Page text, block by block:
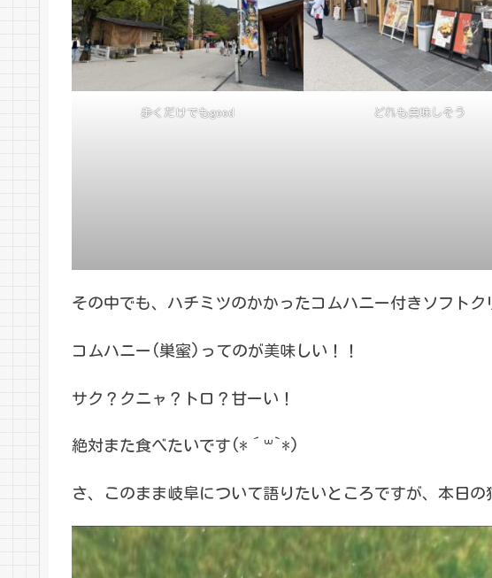
歩くだけでもgood どれも美味しそう
その中でも、ハチミツのかかったコムハニー付きソフト
コムハニー(巣蜜)ってのが美味しい！！
サク？クニャ？トロ？甘ーい！
絶対また食べたいです(*´꒳`*)
さ、このまま岐阜について語りたいところですが、本日の